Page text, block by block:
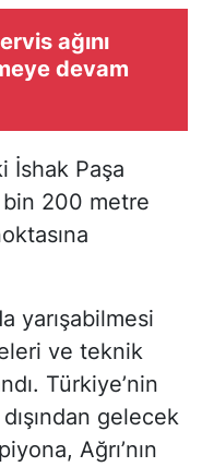
ağını
devam
İshak Paşa
bin 200 metre
yarışabilmesi
ve teknik
Türkiye’nin
gelecek
Ağrı’nın